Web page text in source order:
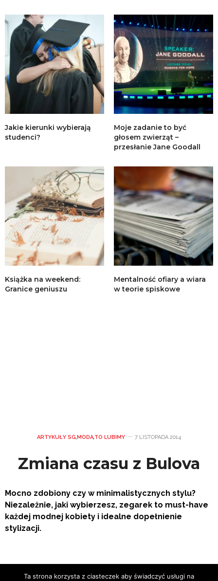
Jakie kierunki wybierają
studenci?
Moje zadanie to być
głosem zwierząt –
przesłanie Jane Goodall
Książka na weekend:
Granice geniuszu
Mentalność ofiary a wiara
w teorie spiskowe
ARTYKUŁY SG,MODA,TO LUBIMY 7 LISTOPADA 2014
Zmiana czasu z Bulova
Mocno zdobiony czy w minimalistycznych stylu?
Niezależnie, jaki wybierzesz, zegarek to must-have
każdej modnej kobiety i idealne dopełnienie
stylizacji.
Ta strona korzysta z ciasteczek aby świadczyć usługi na